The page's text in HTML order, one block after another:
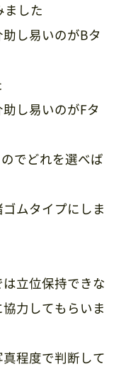
ました
易いのがBタ
易いのがFタ
でどれを選べば
タイプにしま
立位保持できな
力してもらいま
程度で判断して